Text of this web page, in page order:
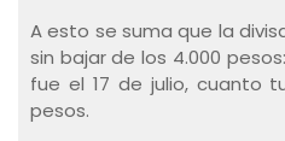
A esto se suma que la
sin bajar de los 4.000
fue el 17 de julio, cuanto
pesos.